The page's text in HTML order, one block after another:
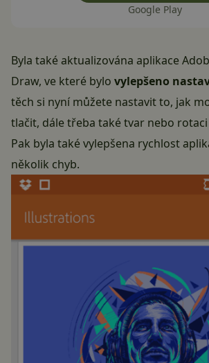
Google Play
Byla také aktualizována aplikace
Draw, ve které bylo vylepšeno
těch si nyní můžete nastavit to, jak
tlačit, dále třeba také tvar nebo
Pak byla také vylepšena rychlost
několik chyb.